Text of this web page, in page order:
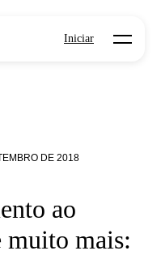
Iniciar Open
DE 2018
ao
muito mais: